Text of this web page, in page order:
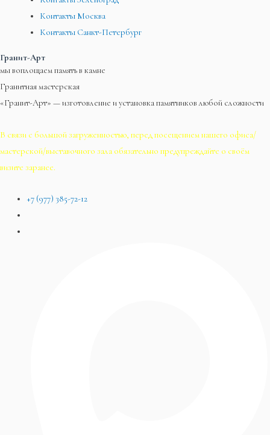
Контакты Москва
Контакты Санкт-Петербург
Гранит-Арт
мы воплощаем память в камне
Гранитная мастерская
«Гранит-Арт» — изготовление и установка памятников любой сложности
В связи с большой загруженностью, перед посещением нашего офиса/
мастерской/выставочного зала обязательно предупреждайте о своём
визите заранее.
+7 (977) 385-72-12